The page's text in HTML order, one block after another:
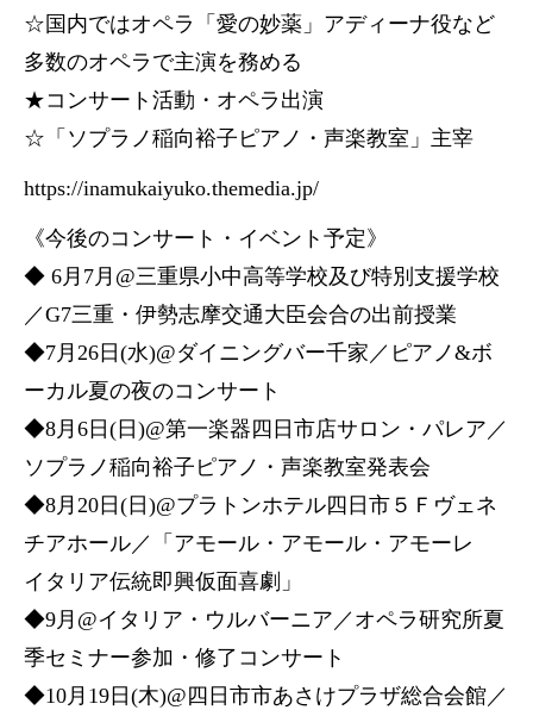
☆国内ではオペラ「愛の妙薬」アディーナ役など
多数のオペラで主演を務める
★コンサート活動・オペラ出演
☆「ソプラノ稲向裕子ピアノ・声楽教室」主宰
https://inamukaiyuko.themedia.jp/
《今後のコンサート・イベント予定》
◆ 6月7月@三重県小中高等学校及び特別支援学校
／G7三重・伊勢志摩交通大臣会合の出前授業
◆7月26日(水)@ダイニングバー千家／ピアノ&ボ
ーカル夏の夜のコンサート
◆8月6日(日)@第一楽器四日市店サロン・パレア／
ソプラノ稲向裕子ピアノ・声楽教室発表会
◆8月20日(日)@プラトンホテル四日市５Ｆヴェネ
チアホール／「アモール・アモール・アモーレ
イタリア伝統即興仮面喜劇」
◆9月@イタリア・ウルバーニア／オペラ研究所夏
季セミナー参加・修了コンサート
◆10月19日(木)@四日市市あさけプラザ総合会館／